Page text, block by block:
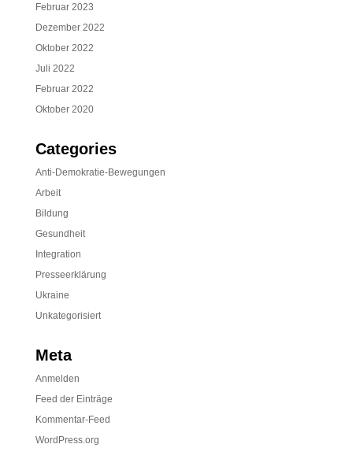
Februar 2023
Dezember 2022
Oktober 2022
Juli 2022
Februar 2022
Oktober 2020
Categories
Anti-Demokratie-Bewegungen
Arbeit
Bildung
Gesundheit
Integration
Presseerklärung
Ukraine
Unkategorisiert
Meta
Anmelden
Feed der Einträge
Kommentar-Feed
WordPress.org